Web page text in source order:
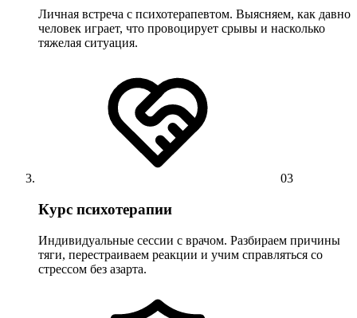
Личная встреча с психотерапевтом. Выясняем, как давно
человек играет, что провоцирует срывы и насколько
тяжелая ситуация.
03
Курс психотерапии
Индивидуальные сессии с врачом. Разбираем причины
тяги, перестраиваем реакции и учим справляться со
стрессом без азарта.